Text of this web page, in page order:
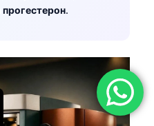
прогестерон.